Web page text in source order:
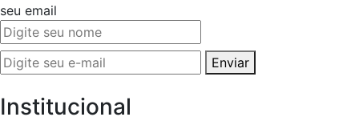
seu email
Enviar
Institucional